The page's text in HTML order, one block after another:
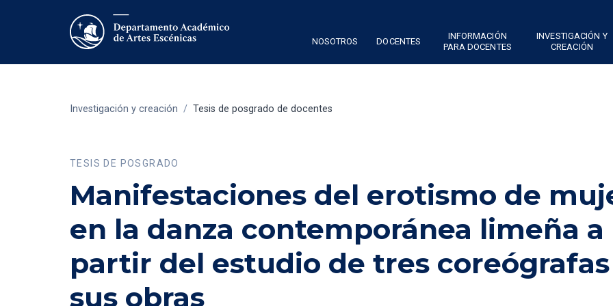
NOSOTROS DOCENTES
INFORMACIÓN
PARA DOCENTES
INVESTIGACIÓN Y
CREACIÓN
Investigación y creación / Tesis de posgrado de docentes
TESIS DE POSGRADO
Manifestaciones del erotismo de
en la danza contemporánea limeña a
partir del estudio de tres
sus obras